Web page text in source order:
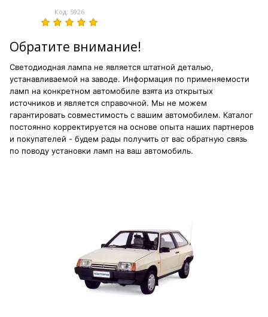
Код: 5926
Обратите внимание!
Светодиодная лампа не является штатной деталью,
устанавливаемой на заводе. Информация по применяемости
ламп на конкретном автомобиле взята из открытых
источников и является справочной. Мы не можем
гарантировать совместимость с вашим автомобилем. Каталог
постоянно корректируется на основе опыта наших партнеров
и покупателей - будем рады получить от вас обратную связь
по поводу установки ламп на ваш автомобиль.